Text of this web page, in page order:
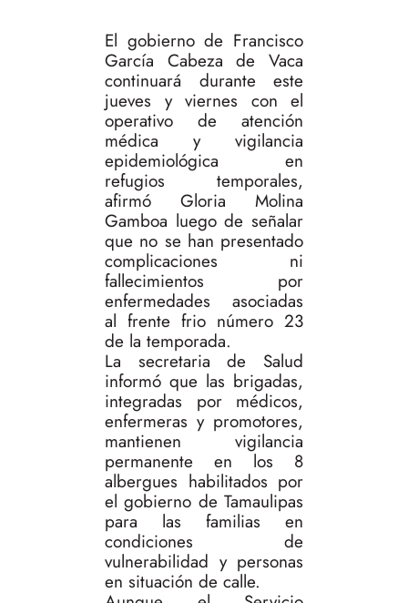
El gobierno de Francisco
García Cabeza de Vaca
continuará durante este
jueves y viernes con el
operativo de atención
médica y vigilancia
epidemiológica en
refugios temporales,
afirmó Gloria Molina
Gamboa luego de señalar
que no se han presentado
complicaciones ni
fallecimientos por
enfermedades asociadas
al frente frio número 23
de la temporada.
La secretaria de Salud
informó que las brigadas,
integradas por médicos,
enfermeras y promotores,
mantienen vigilancia
permanente en los 8
albergues habilitados por
el gobierno de Tamaulipas
para las familias en
condiciones de
vulnerabilidad y personas
en situación de calle.